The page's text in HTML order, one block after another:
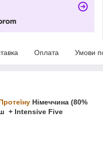
Оплата Умови
Німеччина (80%
+ Intensive Five